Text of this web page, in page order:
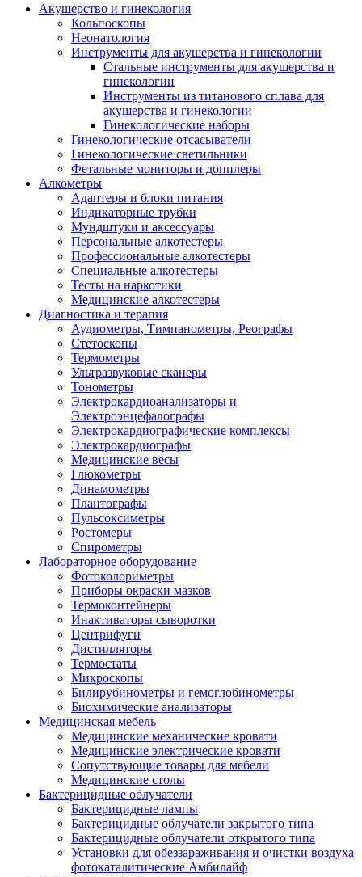
Акушерство и гинекология
Кольпоскопы
Неонатология
Инструменты для акушерства и гинекологии
Стальные инструменты для акушерства и
гинекологии
Инструменты из титанового сплава для
акушерства и гинекологии
Гинекологические наборы
Гинекологические отсасыватели
Гинекологические светильники
Фетальные мониторы и допплеры
Алкометры
Адаптеры и блоки питания
Индикаторные трубки
Мундштуки и аксессуары
Персональные алкотестеры
Профессиональные алкотестеры
Специальные алкотестеры
Тесты на наркотики
Медицинские алкотестеры
Диагностика и терапия
Аудиометры, Тимпанометры, Реографы
Стетоскопы
Термометры
Ультразвуковые сканеры
Тонометры
Электрокардиоанализаторы и
Электроэнцефалографы
Электрокардиографические комплексы
Электрокардиографы
Медицинские весы
Глюкометры
Динамометры
Плантографы
Пульсоксиметры
Ростомеры
Спирометры
Лабораторное оборудование
Фотоколориметры
Приборы окраски мазков
Термоконтейнеры
Инактиваторы сыворотки
Центрифуги
Дистилляторы
Термостаты
Микроскопы
Билирубинометры и гемоглобинометры
Биохимические анализаторы
Медицинская мебель
Медицинские механические кровати
Медицинские электрические кровати
Сопутствующие товары для мебели
Медицинские столы
Бактерицидные облучатели
Бактерицидные лампы
Бактерицидные облучатели закрытого типа
Бактерицидные облучатели открытого типа
Установки для обеззараживания и очистки воздуха
фотокаталитические Амбилайф